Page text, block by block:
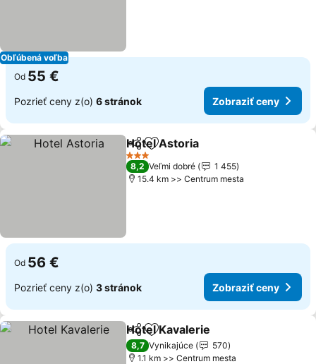
Obľúbená voľba
Od 55 €
Pozrieť ceny z(o) 6 stránok Zobraziť ceny
ZdieľaťPridať do obľúbených
Hotel Astoria
3 Počet hviezdičiek
8,2 Veľmi dobré
1 455
15.4 km >> Centrum mesta
Od 56 €
Pozrieť ceny z(o) 3 stránok Zobraziť ceny
ZdieľaťPridať do obľúbených
Hotel Kavalerie
8,7 Vynikajúce
570
1.1 km >> Centrum mesta